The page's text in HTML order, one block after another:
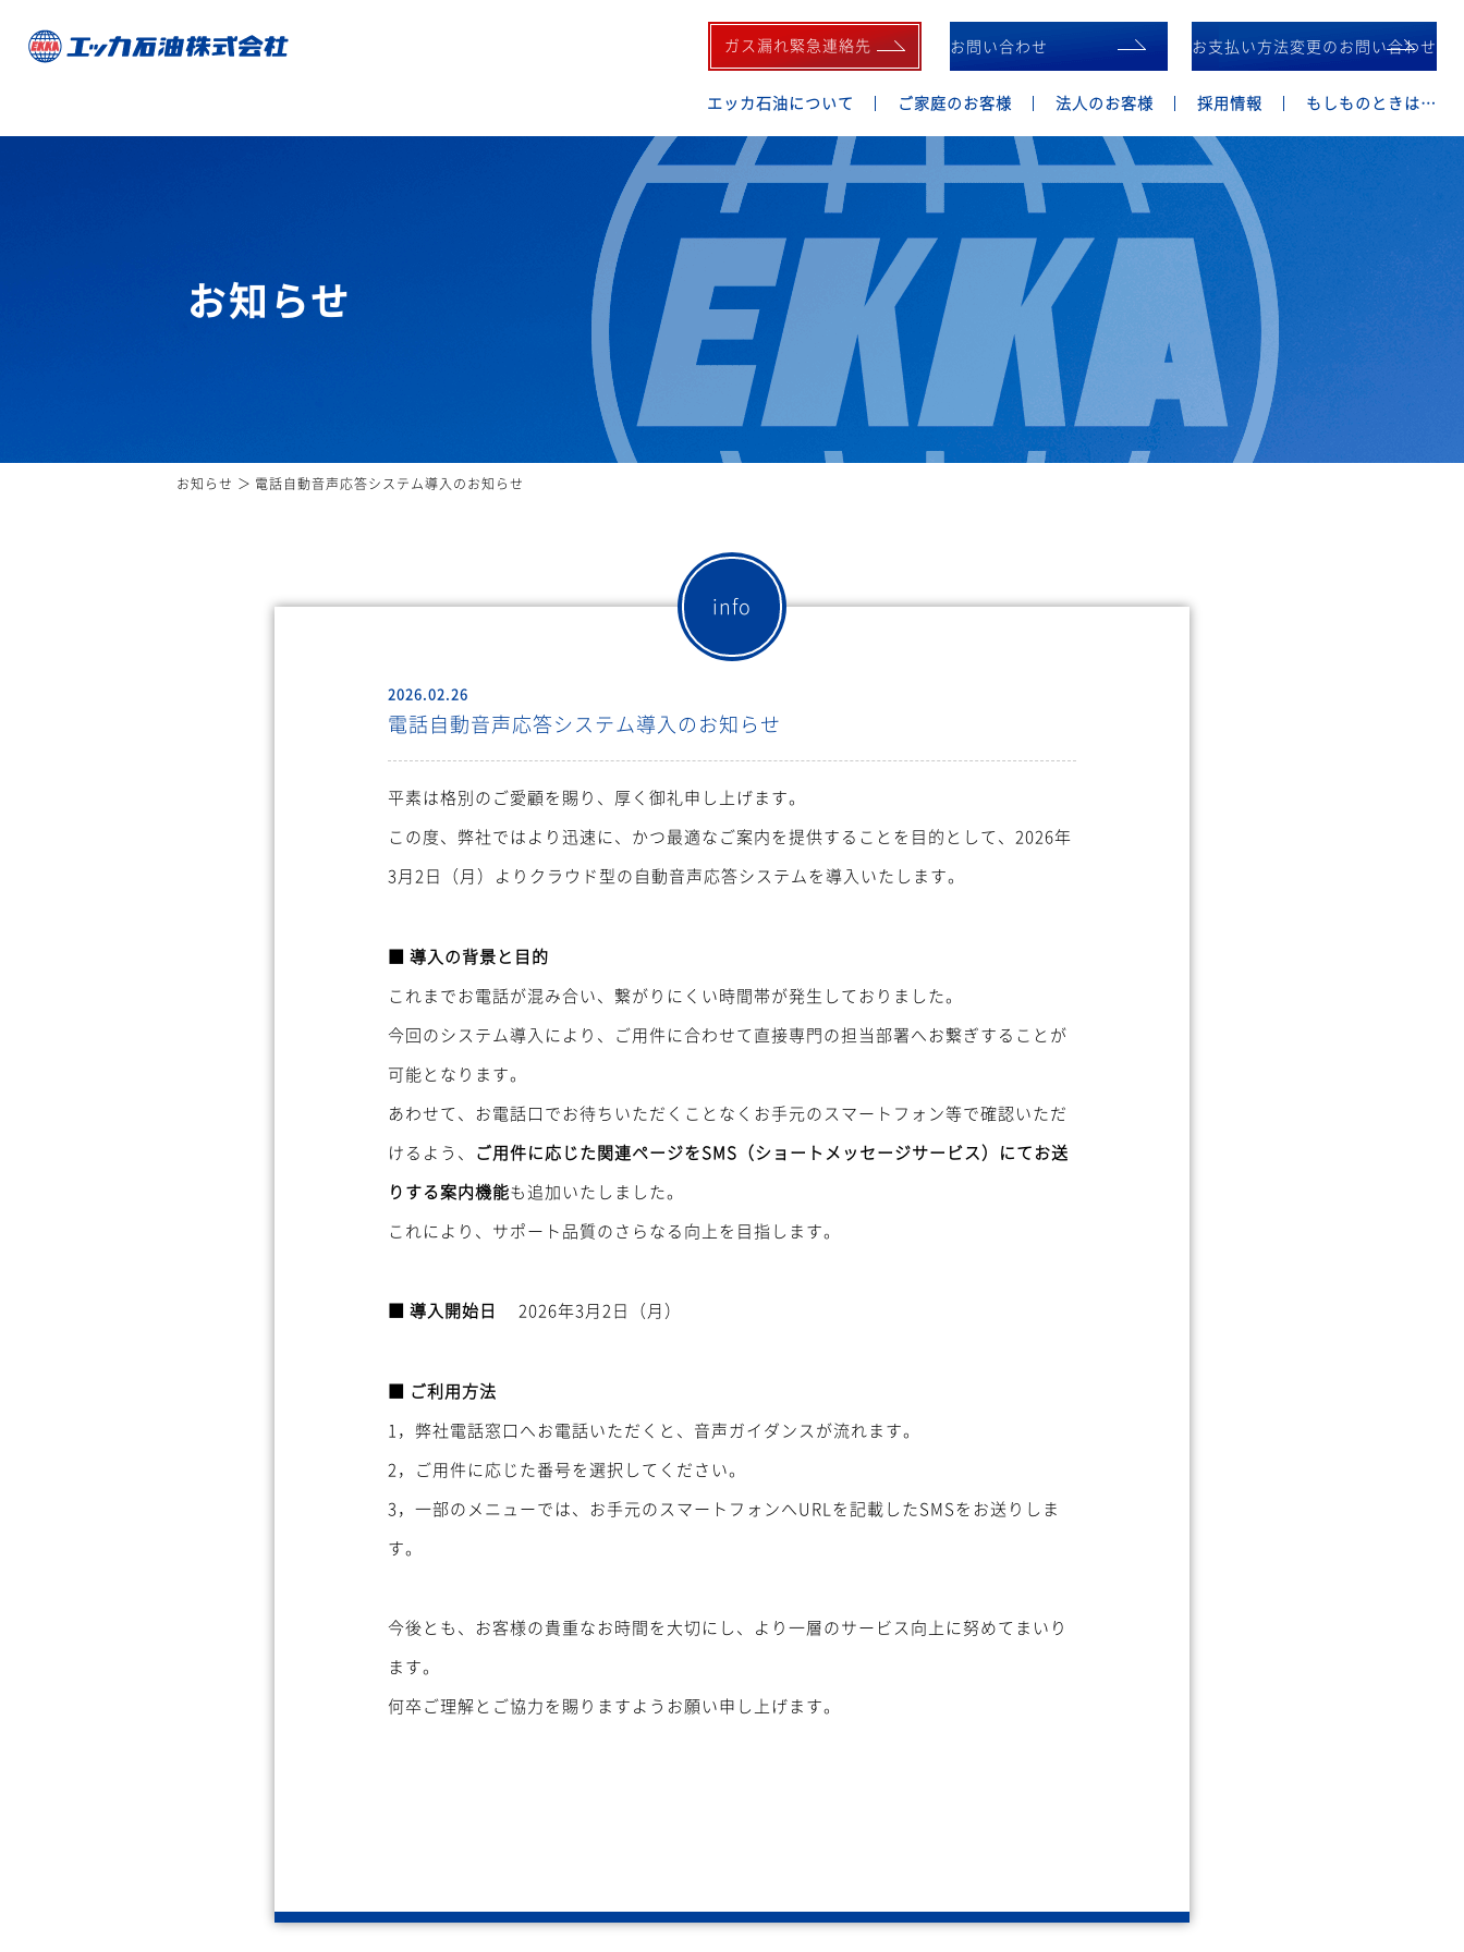
ガス漏れ緊急連絡先 お問い合わせ お支払い方法変更のお問い合わせ
エッカ石油について ご家庭のお客様 法人のお客様 採用情報 もしものときは…
お知らせ
お知らせ 電話自動音声応答システム導入のお知らせ
info
2026.02.26
電話自動音声応答システム導入のお知らせ
平素は格別のご愛顧を賜り、厚く御礼申し上げます。
この度、弊社ではより迅速に、かつ最適なご案内を提供することを目的として、2026年
3月2日（月）よりクラウド型の自動音声応答システムを導入いたします。
■ 導入の背景と目的
これまでお電話が混み合い、繋がりにくい時間帯が発生しておりました。
今回のシステム導入により、ご用件に合わせて直接専門の担当部署へお繋ぎすることが
可能となります。
あわせて、お電話口でお待ちいただくことなくお手元のスマートフォン等で確認いただ
けるよう、 ご用件に応じた関連ページをSMS（ショートメッセージサービス）にてお送
りする案内機能も追加いたしました。
これにより、サポート品質のさらなる向上を目指します。
■ 導入開始日 2026年3月2日（月）
■ ご利用方法
1，弊社電話窓口へお電話いただくと、音声ガイダンスが流れます。
2，ご用件に応じた番号を選択してください。
3，一部のメニューでは、お手元のスマートフォンへURLを記載したSMSをお送りしま
す。
今後とも、お客様の貴重なお時間を大切にし、より一層のサービス向上に努めてまいり
ます。
何卒ご理解とご協力を賜りますようお願い申し上げます。